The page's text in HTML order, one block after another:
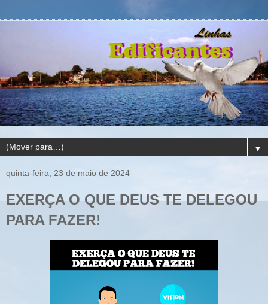
▼
quinta-feira, 23 de maio de 2024
EXERÇA O QUE DEUS TE DELEGOU
PARA FAZER!